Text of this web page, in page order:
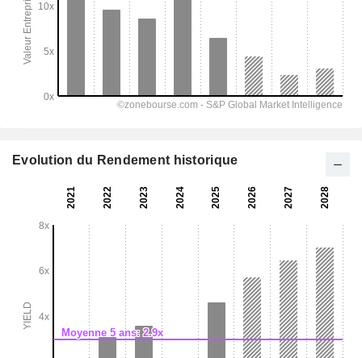
Evolution du Rendement historique